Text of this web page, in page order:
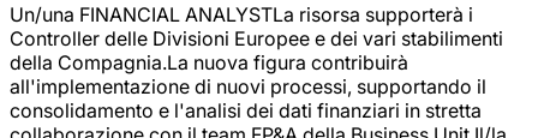
Un/una FINANCIAL ANALYSTLa risorsa supporterà i
Controller delle Divisioni Europee e dei vari stabilimenti
della Compagnia.La nuova figura contribuirà
all'implementazione di nuovi processi, supportando il
consolidamento e l'analisi dei dati finanziari in stretta